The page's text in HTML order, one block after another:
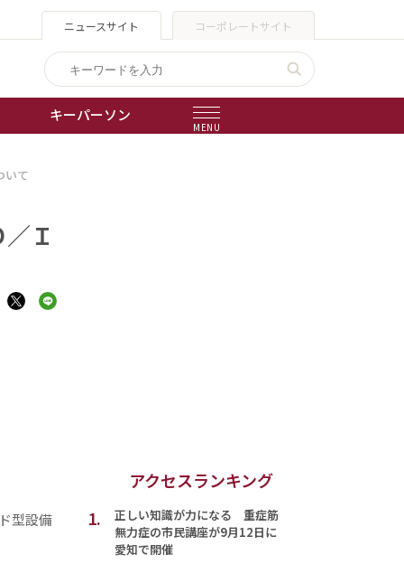
ニュースサイト コーポレートサイト
キーパーソン
MENU
いて
Ｉ
型設備
アクセスランキング
1.
正しい知識が力になる 重症筋
無力症の市民講座が9月12日に
愛知で開催